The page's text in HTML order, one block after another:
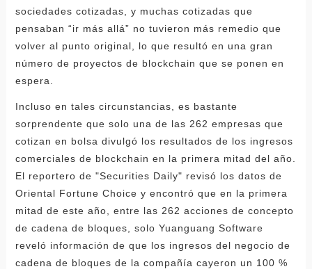
sociedades cotizadas, y muchas cotizadas que
pensaban “ir más allá” no tuvieron más remedio que
volver al punto original, lo que resultó en una gran
número de proyectos de blockchain que se ponen en
espera.
Incluso en tales circunstancias, es bastante
sorprendente que solo una de las 262 empresas que
cotizan en bolsa divulgó los resultados de los ingresos
comerciales de blockchain en la primera mitad del año.
El reportero de "Securities Daily" revisó los datos de
Oriental Fortune Choice y encontró que en la primera
mitad de este año, entre las 262 acciones de concepto
de cadena de bloques, solo Yuanguang Software
reveló información de que los ingresos del negocio de
cadena de bloques de la compañía cayeron un 100 %